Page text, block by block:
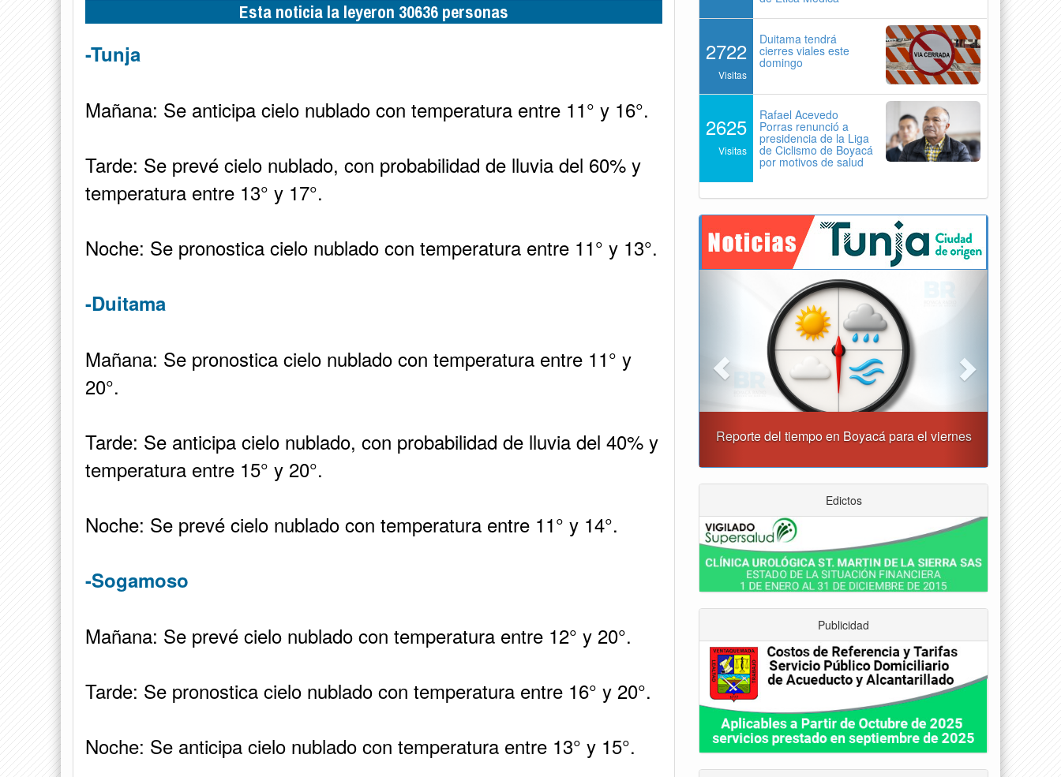
Esta noticia la leyeron 30636 personas
-Tunja
Mañana: Se anticipa cielo nublado con temperatura entre 11° y 16°.
Tarde: Se prevé cielo nublado, con probabilidad de lluvia del 60% y
temperatura entre 13° y 17°.
Noche: Se pronostica cielo nublado con temperatura entre 11° y 13°.
-Duitama
Mañana: Se pronostica cielo nublado con temperatura entre 11° y
20°.
Tarde: Se anticipa cielo nublado, con probabilidad de lluvia del 40% y
temperatura entre 15° y 20°.
Noche: Se prevé cielo nublado con temperatura entre 11° y 14°.
-Sogamoso
Mañana: Se prevé cielo nublado con temperatura entre 12° y 20°.
Tarde: Se pronostica cielo nublado con temperatura entre 16° y 20°.
Noche: Se anticipa cielo nublado con temperatura entre 13° y 15°.
2722
Visitas
Duitama tendrá
cierres viales este
domingo
2625
Visitas
Rafael Acevedo
Porras renunció a
presidencia de la Liga
de Ciclismo de Boyacá
por motivos de salud
“Tunja nos ha dado demasiado y no podemos
Edictos
Publicidad